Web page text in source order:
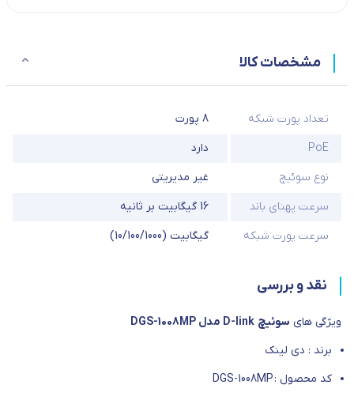
مشخصات کالا
تعداد پورت شبکه
8 پورت
PoE
دارد
نوع سوئیچ
غیر مدیریتی
سرعت پهنای باند
16 گیگابیت بر ثانیه
سرعت پورت شبکه
گیگابیت (10/100/1000)
نقد و بررسی
ویژگی های سوئیچ D-link مدل DGS-1008MP
برند : دی لینک
کد محصول : DGS-1008MP